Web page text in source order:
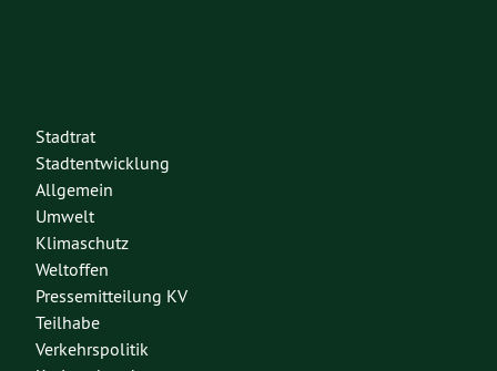
Stadtrat
Stadtentwicklung
Allgemein
Umwelt
Klimaschutz
Weltoffen
Pressemitteilung KV
Teilhabe
Verkehrspolitik